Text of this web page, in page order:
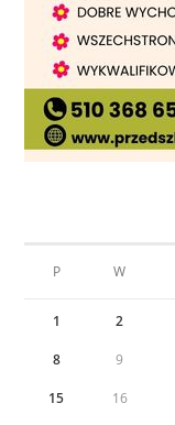
P W
1 2
8 9
15 16